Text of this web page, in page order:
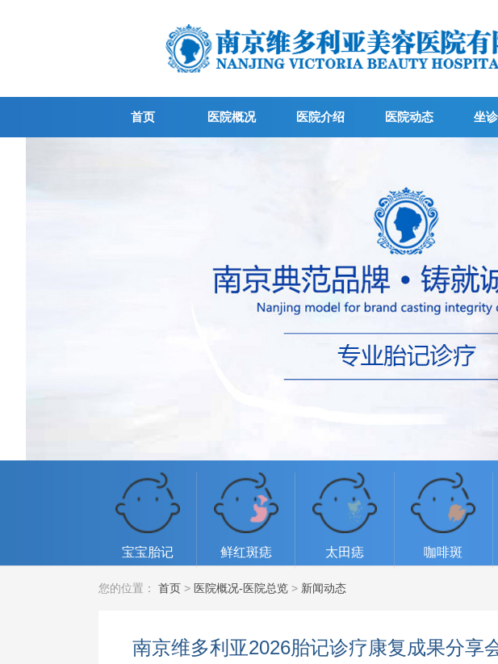
首页 医院概况 医院介绍 医院动态 坐
宝宝胎记 鲜红斑痣 太田痣 咖啡斑
您的位置： 首页 > 医院概况-医院总览 > 新闻动态
南京维多利亚2026胎记诊疗康复成果分享